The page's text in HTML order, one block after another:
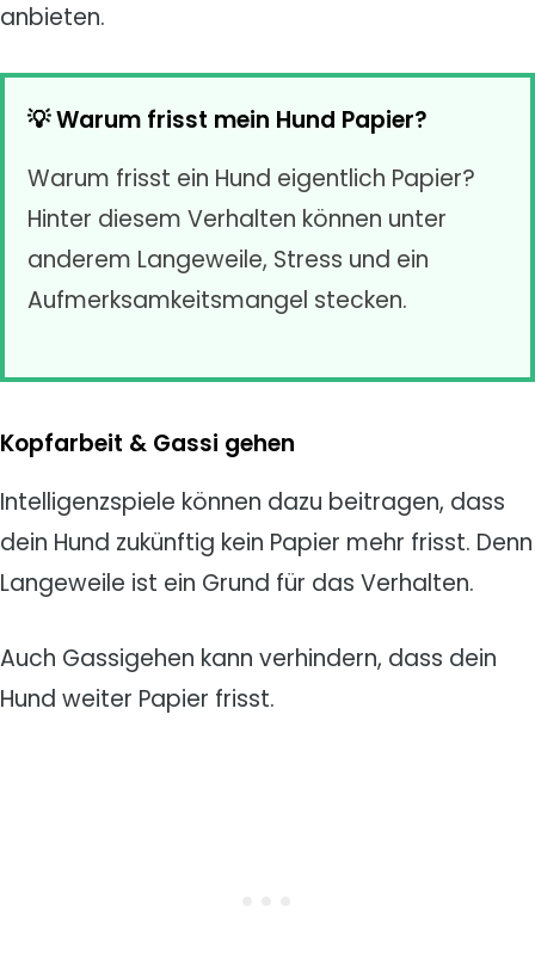
anbieten.
💡 Warum frisst mein Hund Papier?
Warum frisst ein Hund eigentlich Papier?
Hinter diesem Verhalten können unter
anderem Langeweile, Stress und ein
Aufmerksamkeitsmangel stecken.
Kopfarbeit & Gassi gehen
Intelligenzspiele können dazu beitragen, dass
dein Hund zukünftig kein Papier mehr frisst. Denn
Langeweile ist ein Grund für das Verhalten.
Auch Gassigehen kann verhindern, dass dein
Hund weiter Papier frisst.